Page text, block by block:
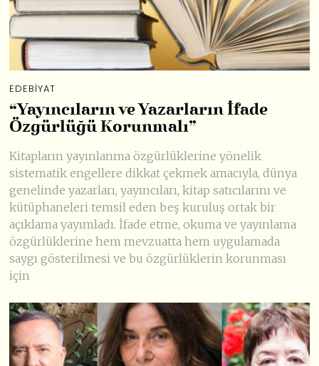
EDEBIYAT
“Yayıncıların ve Yazarların İfade
Özgürlüğü Korunmalı”
Kitapların yayınlanma özgürlüklerine yönelik
sistematik engellere dikkat çekmek amacıyla, dünya
genelinde yazarları, yayıncıları, kitap satıcılarını ve
kütüphaneleri temsil eden beş kuruluş ortak bir
açıklama yayımladı. İfade etme, okuma ve yayınlama
özgürlüklerine hem mevzuatta hem uygulamada
saygı gösterilmesi ve bu özgürlüklerin korunması
için